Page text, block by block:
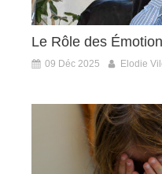
Le Rôle des
09 Déc 2025 Elodie